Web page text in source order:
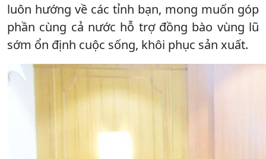
luôn hướng về các tỉnh bạn, mong muốn góp
phần cùng cả nước hỗ trợ đồng bào vùng lũ
sớm ổn định cuộc sống, khôi phục sản xuất.